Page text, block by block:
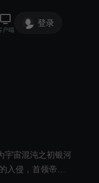
户端
登录
宇宙混沌之初银河
入侵，首领帝君